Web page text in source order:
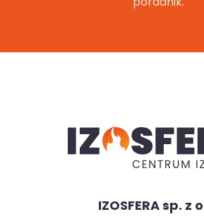
IZOSFERA sp. z